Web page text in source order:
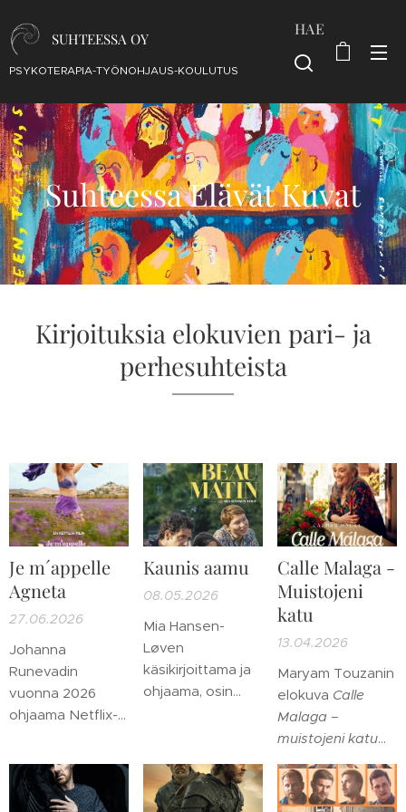
SUHTEESSA OY
PSYKOTERAPIA-TYÖNOHJAUS-KOULUTUS
HAE
Suhteessa Elävät Kuvat
Kirjoituksia elokuvien pari- ja
perhesuhteista
Je m´appelle
Agneta
27.06.2026
Johanna
Runevadin
vuonna 2026
ohjaama Netflix-
on lämmin kuvaus
elämänilon
Kaunis aamu
08.05.2026
Mia Hansen-
Løven
käsikirjoittama ja
ohjaama, osin
Kaunis aamu
vuodelta 2022on
Calle Malaga -
Muistojeni
katu
13.04.2026
Maryam Touzanin
elokuva Calle
Malaga –
muistojeni katu
vuodelta 2025 on
kunnianosoitus
ikääntymiselle ja